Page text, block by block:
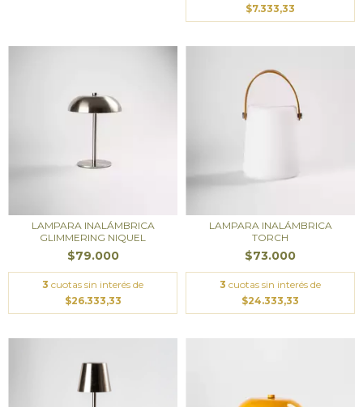
$7.333,33
LAMPARA INALÁMBRICA
GLIMMERING NIQUEL
$79.000
3 cuotas sin interés de
$26.333,33
LAMPARA INALÁMBRICA
TORCH
$73.000
3 cuotas sin interés de
$24.333,33